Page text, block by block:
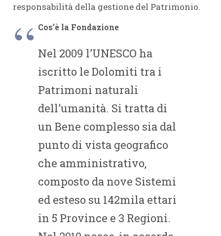
responsabilità della gestione del Patrimonio.
Cos’è la Fondazione
Nel 2009 l’UNESCO ha
iscritto le Dolomiti tra i
Patrimoni naturali
dell’umanità. Si tratta di
un Bene complesso sia dal
punto di vista geografico
che amministrativo,
composto da nove Sistemi
ed esteso su 142mila ettari
in 5 Province e 3 Regioni.